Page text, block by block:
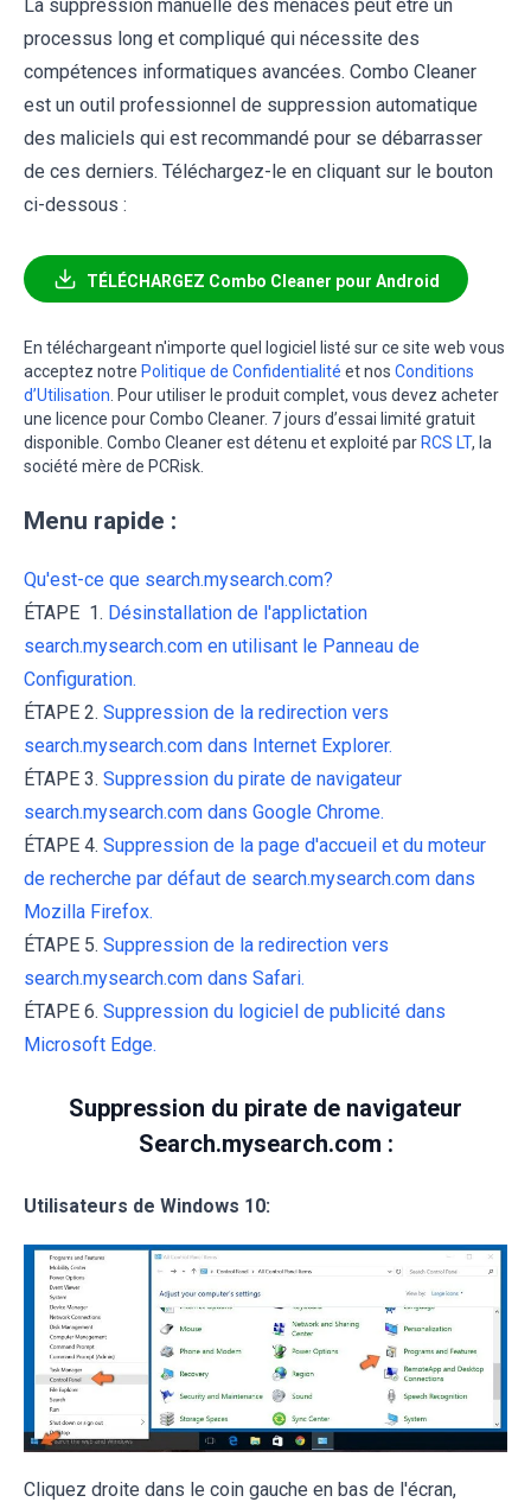
La suppression manuelle des menaces peut être un
processus long et compliqué qui nécessite des
compétences informatiques avancées. Combo Cleaner
est un outil professionnel de suppression automatique
des maliciels qui est recommandé pour se débarrasser
de ces derniers. Téléchargez-le en cliquant sur le bouton
ci-dessous :
TÉLÉCHARGEZ Combo Cleaner pour Android
En téléchargeant n'importe quel logiciel listé sur ce site web vous
acceptez notre Politique de Confidentialité et nos Conditions
d’Utilisation . Pour utiliser le produit complet, vous devez acheter
une licence pour Combo Cleaner. 7 jours d’essai limité gratuit
disponible. Combo Cleaner est détenu et exploité par RCS LT, la
société mère de PCRisk.
Menu rapide :
Qu'est-ce que search.mysearch.com?
ÉTAPE 1. Désinstallation de l'applictation
search.mysearch.com en utilisant le Panneau de
Configuration.
ÉTAPE 2. Suppression de la redirection vers
search.mysearch.com dans Internet Explorer.
ÉTAPE 3. Suppression du pirate de navigateur
search.mysearch.com dans Google Chrome.
ÉTAPE 4. Suppression de la page d'accueil et du moteur
de recherche par défaut de search.mysearch.com dans
Mozilla Firefox.
ÉTAPE 5. Suppression de la redirection vers
search.mysearch.com dans Safari.
ÉTAPE 6. Suppression du logiciel de publicité dans
Microsoft Edge.
Suppression du pirate de navigateur
Search.mysearch.com :
Utilisateurs de Windows 10:
Cliquez droite dans le coin gauche en bas de l'écran,